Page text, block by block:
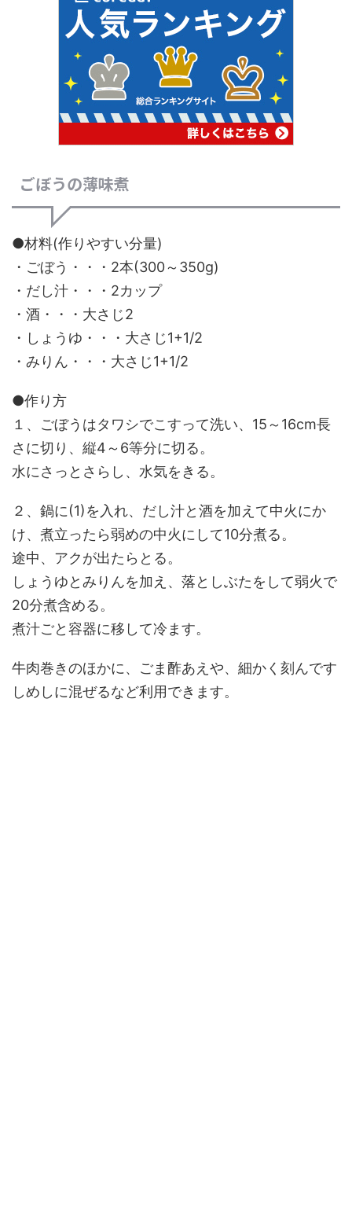
ごぼうの薄味煮
●材料(作りやすい分量)
・ごぼう・・・2本(300～350g)
・だし汁・・・2カップ
・酒・・・大さじ2
・しょうゆ・・・大さじ1+1/2
・みりん・・・大さじ1+1/2
●作り方
１、ごぼうはタワシでこすって洗い、15～16cm長
さに切り、縦4～6等分に切る。
水にさっとさらし、水気をきる。
２、鍋に(1)を入れ、だし汁と酒を加えて中火にか
け、煮立ったら弱めの中火にして10分煮る。
途中、アクが出たらとる。
しょうゆとみりんを加え、落としぶたをして弱火で
20分煮含める。
煮汁ごと容器に移して冷ます。
牛肉巻きのほかに、ごま酢あえや、細かく刻んです
しめしに混ぜるなど利用できます。